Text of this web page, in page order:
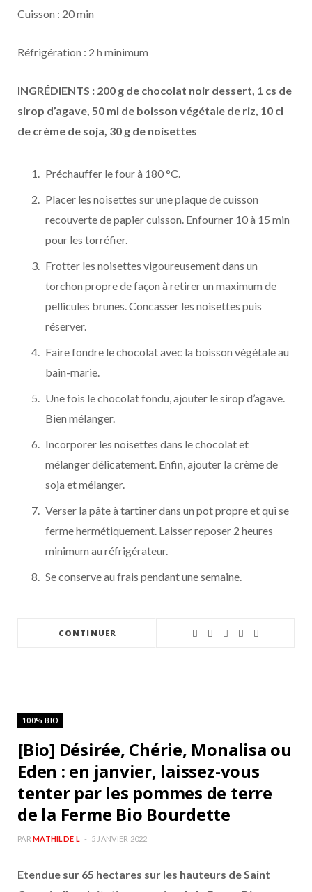
Cuisson : 20 min
Réfrigération : 2 h minimum
INGRÉDIENTS : 200 g de chocolat noir dessert, 1 cs de
sirop d’agave, 50 ml de boisson végétale de riz, 10 cl
de crème de soja, 30 g de noisettes
Préchauffer le four à 180 °C.
Placer les noisettes sur une plaque de cuisson
recouverte de papier cuisson. Enfourner 10 à 15 min
pour les torréfier.
Frotter les noisettes vigoureusement dans un
torchon propre de façon à retirer un maximum de
pellicules brunes. Concasser les noisettes puis
réserver.
Faire fondre le chocolat avec la boisson végétale au
bain-marie.
Une fois le chocolat fondu, ajouter le sirop d’agave.
Bien mélanger.
Incorporer les noisettes dans le chocolat et
mélanger délicatement. Enfin, ajouter la crème de
soja et mélanger.
Verser la pâte à tartiner dans un pot propre et qui se
ferme hermétiquement. Laisser reposer 2 heures
minimum au réfrigérateur.
Se conserve au frais pendant une semaine.
CONTINUER
100% BIO
[Bio] Désirée, Chérie, Monalisa ou
Eden : en janvier, laissez-vous
tenter par les pommes de terre
de la Ferme Bio Bourdette
PAR MATHILDE L 5 JANVIER 2022
Etendue sur 65 hectares sur les hauteurs de Saint